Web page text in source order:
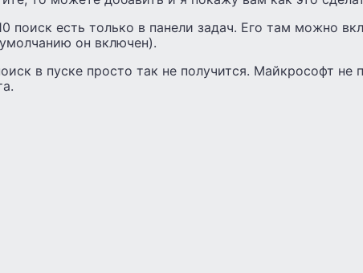
поиск есть только в панели задач. Его там можно
он включен).
в пуске просто так не получится. Майкрософт не